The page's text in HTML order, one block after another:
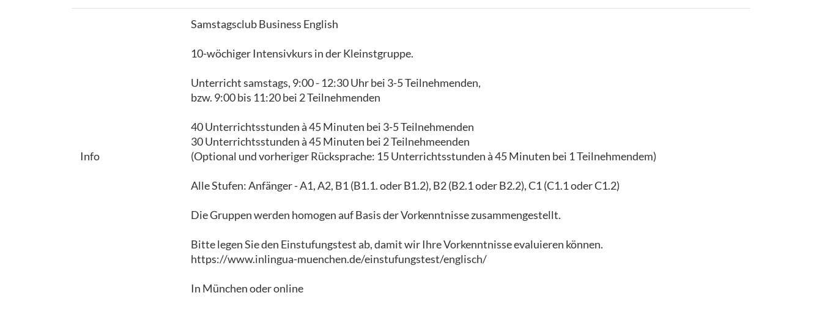
Info
Samstagsclub Business English
10-wöchiger Intensivkurs in der Kleinstgruppe.
Unterricht samstags, 9:00 - 12:30 Uhr bei 3-5 Teilnehmenden,
bzw. 9:00 bis 11:20 bei 2 Teilnehmenden
40 Unterrichtsstunden à 45 Minuten bei 3-5 Teilnehmenden
30 Unterrichtsstunden à 45 Minuten bei 2 Teilnehmeenden
(Optional und vorheriger Rücksprache: 15 Unterrichtsstunden à 45 Minuten bei 1 Teilnehmendem)
Alle Stufen: Anfänger - A1, A2, B1 (B1.1. oder B1.2), B2 (B2.1 oder B2.2), C1 (C1.1 oder C1.2)
Die Gruppen werden homogen auf Basis der Vorkenntnisse zusammengestellt.
Bitte legen Sie den Einstufungstest ab, damit wir Ihre Vorkenntnisse evaluieren können.
https://www.inlingua-muenchen.de/einstufungstest/englisch/
In München oder online